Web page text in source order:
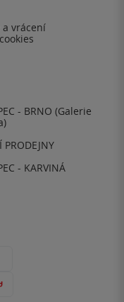
a vrácení
- BRNO (Galerie
PRODEJNY
- KARVINÁ